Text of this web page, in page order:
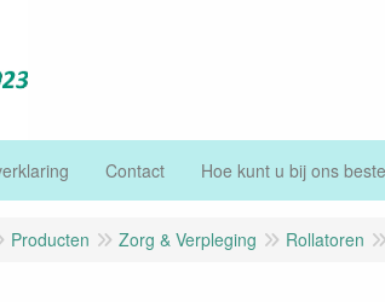
Contact Hoe kunt u bij ons
Producten Zorg & Verpleging Rollatoren